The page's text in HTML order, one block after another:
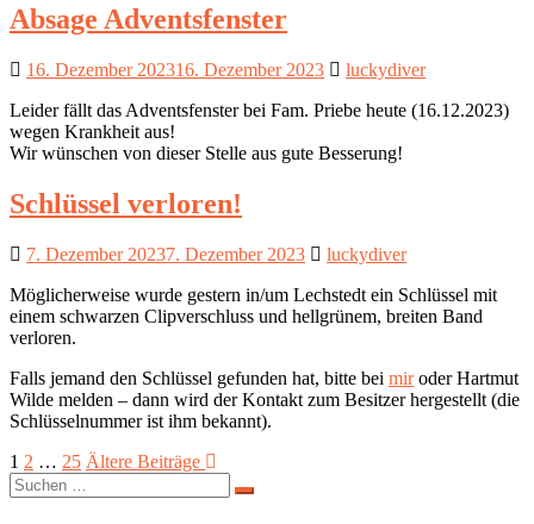
Absage Adventsfenster
16. Dezember 202316. Dezember 2023
luckydiver
Leider fällt das Adventsfenster bei Fam. Priebe heute (16.12.2023)
wegen Krankheit aus!
Wir wünschen von dieser Stelle aus gute Besserung!
Schlüssel verloren!
7. Dezember 20237. Dezember 2023
luckydiver
Möglicherweise wurde gestern in/um Lechstedt ein Schlüssel mit
einem schwarzen Clipverschluss und hellgrünem, breiten Band
verloren.
Falls jemand den Schlüssel gefunden hat, bitte bei miroder Hartmut
Wilde melden – dann wird der Kontakt zum Besitzer hergestellt (die
Schlüsselnummer ist ihm bekannt).
Seitennummerierung
der
1 2 … 25 Ältere Beiträge
Suchen
nach: